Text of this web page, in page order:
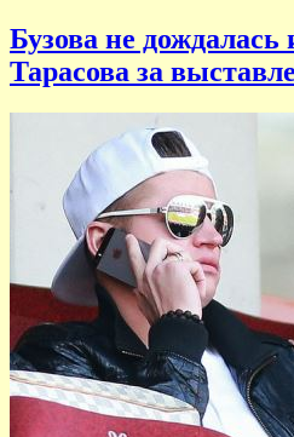
Бузова не дождалась
Тарасова за